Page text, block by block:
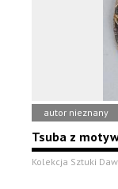
autor nieznany
Tsuba z
Kolekcja Sztuki